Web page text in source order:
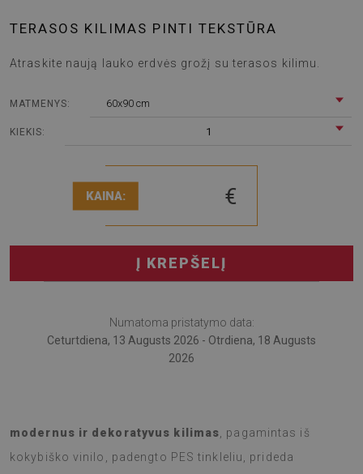
TERASOS KILIMAS PINTI TEKSTŪRA
Atraskite naują lauko erdvės grožį su terasos kilimu.
MATMENYS: 60x90 cm
KIEKIS: 1
KAINA: €
Į KREPŠELĮ
Numatoma pristatymo data:
Ceturtdiena, 13 Augusts 2026 - Otrdiena, 18 Augusts
2026
modernus ir dekoratyvus kilimas , pagamintas iš
kokybiško vinilo, padengto PES tinkleliu, prideda